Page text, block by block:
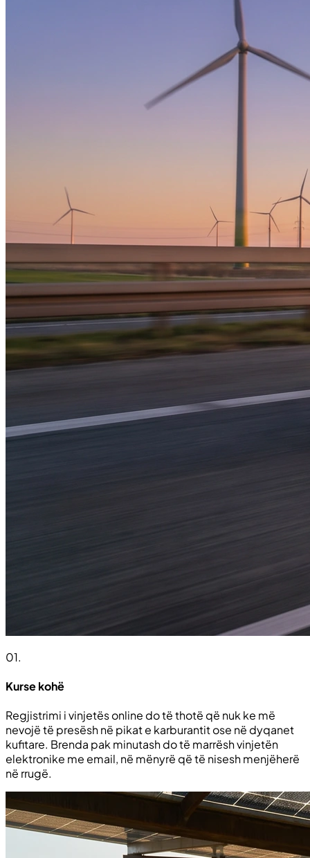
01.
Kurse kohë
Regjistrimi i vinjetës online do të thotë që nuk ke më
nevojë të presësh në pikat e karburantit ose në dyqanet
kufitare. Brenda pak minutash do të marrësh vinjetën
elektronike me email, në mënyrë që të nisesh menjëherë
në rrugë.